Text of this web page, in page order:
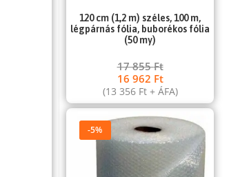
120 cm (1,2 m) széles, 100 m,
légpárnás fólia, buborékos fólia
(50 my)
17 855Ft
16 962 Ft
(13 356 Ft+ ÁFA)
-5%